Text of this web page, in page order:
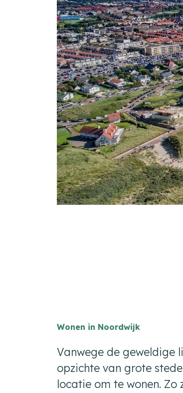
Wonen in Noordwijk
Vanwege de geweldige
opzichte van grote
locatie om te wonen.